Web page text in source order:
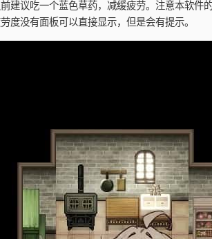
建议吃一个蓝色草药，减缓疲劳。注意本软
度没有面板可以直接显示，但是会有提示。